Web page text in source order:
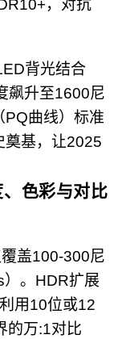
，对抗
背光结合
飙升至1600尼
曲线）标准
奠基，让2025
色彩与对比
盖100-300尼
。HDR扩展
用10位或12
的万:1对比